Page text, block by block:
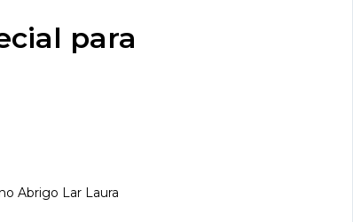
para
Abrigo Lar Laura